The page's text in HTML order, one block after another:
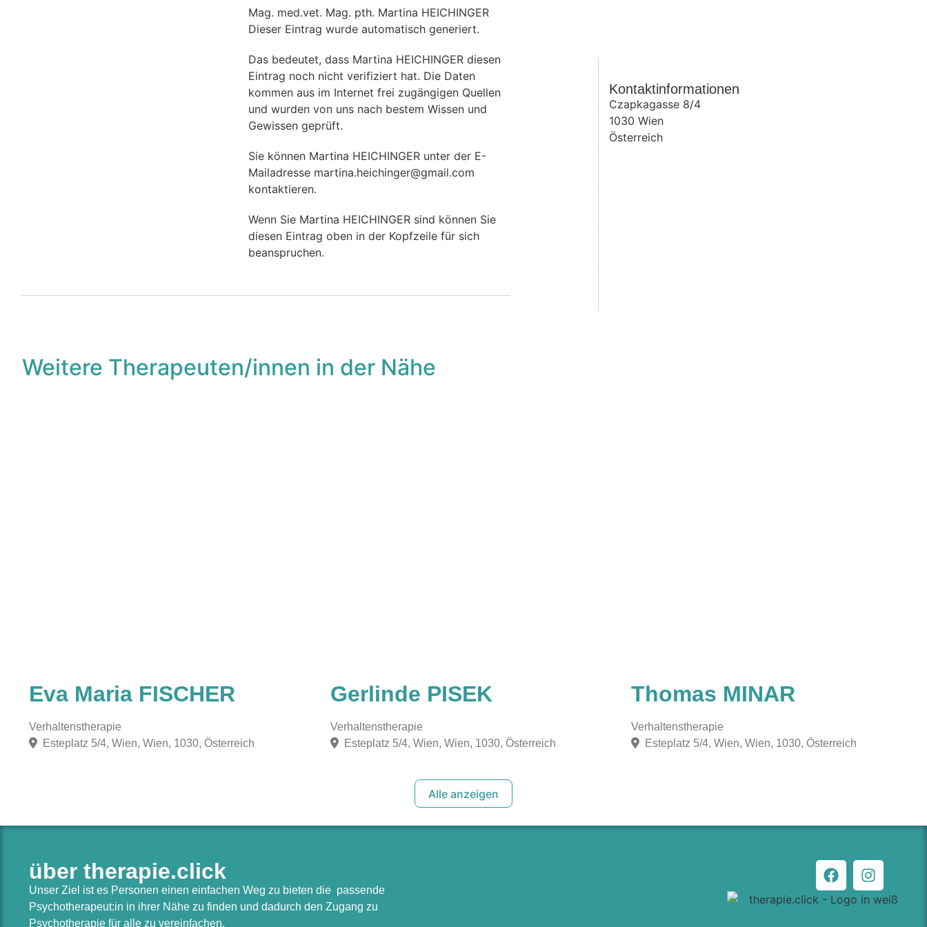
Mag. med.vet. Mag. pth. Martina HEICHINGER
Dieser Eintrag wurde automatisch generiert.
Das bedeutet, dass Martina HEICHINGER diesen
Eintrag noch nicht verifiziert hat. Die Daten
kommen aus im Internet frei zugängigen Quellen
und wurden von uns nach bestem Wissen und
Gewissen geprüft.
Sie können Martina HEICHINGER unter der E-
Mailadresse martina.heichinger@gmail.com
kontaktieren.
Wenn Sie Martina HEICHINGER sind können Sie
diesen Eintrag oben in der Kopfzeile für sich
beanspruchen.
Kontaktinformationen
Czapkagasse 8/4
1030 Wien
Österreich
Weitere Therapeuten/innen in der Nähe
Eva Maria FISCHER
Verhaltenstherapie
Esteplatz 5/4, Wien, Wien, 1030, Österreich
Gerlinde PISEK
Verhaltenstherapie
Esteplatz 5/4, Wien, Wien, 1030, Österreich
Thomas MINAR
Verhaltenstherapie
Esteplatz 5/4, Wien, Wien, 1030, Österreich
Alle anzeigen
über therapie.click
Unser Ziel ist es Personen einen einfachen Weg zu bieten die passende
Psychotherapeut:in in ihrer Nähe zu finden und dadurch den Zugang zu
Psychotherapie für alle zu vereinfachen.